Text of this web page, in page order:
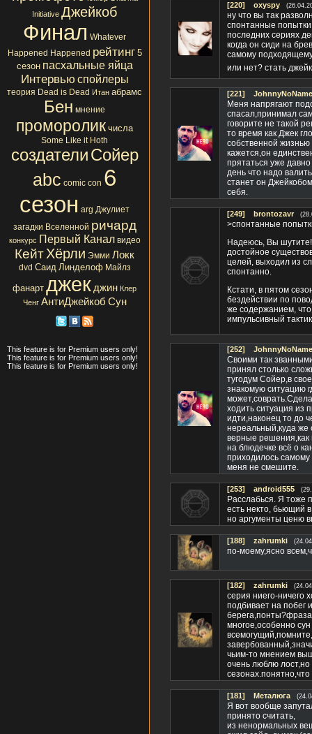
Initiative Джейкоб
Финал Whatever
Happened Happened рейтинг 5
сезон пасхальные яйца
Интервью спойлеры
теория Dead is Dead Итан абрамс
Бен мнение
проморолик числа
Some Like it Hoth
создателиСойер
abc comic con 6
сезон arg Джулиет
загадки Вселенной ричард
конкурс Первый Канал видео
КейтХёрли Эмми Локк
dvd Саид Линделоф Майлз
фанарт джек джин Клер
Ченг АнтиДжейкоб Сун
This feature is for Premium users only!
This feature is for Premium users only!
This feature is for Premium users only!
[220] oxyspy
ну что вы так
спонтанные
последних сериях
когда он сиди на
самому подходящему
или нет? стать
[221]
Меня напрягают
спасал,принимал
говорите не такой
то время как Джек
собственной жизнью
кажется,он
прятаться уже
день что надо
станет он
себя.
[249] brontozavr
>спонтанные
Надеюсь, Вы
достойное
целей, выходил из
спонтанно.
Кстати, в пятом
бездействии по
же содержанием,
импульсивный
[252]
Своими так
принял столько
тугодум Сойер,в
знакомую ситуацию
ходить ситуация из
идти,наконец то до
нереальный,куда же
верные решения,как
на блюдечке всё о
приходилось
меня не смешите.
[253] android555
Расслабься. Я тоже
есть некто, бьющий
но аргументы ценю
[188] zahrumki
по-моему,ясно
[182] zahrumki
серия ниего-ничего
подбивает на побег
многое,особенно
чьим-то мнением
очень люблю лост,но
[181] Металюга
Я вот вообще
принято считать,
из ненормальных